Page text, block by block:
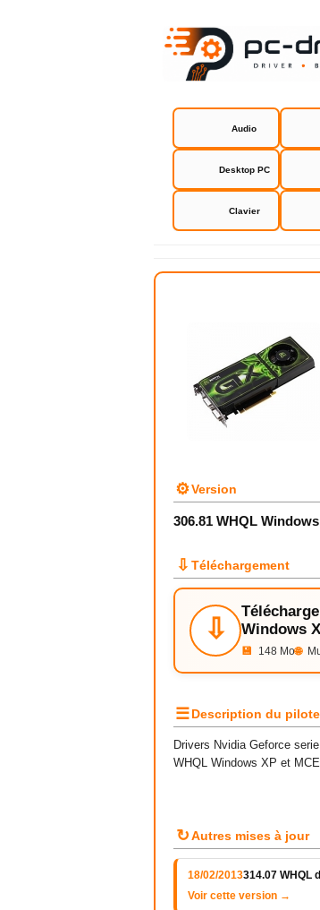
Audio
Desktop PC
Clavier
⚙Version
306.81 WHQL
⇩ Téléchargement
⇩
Windows
💾 148 Mo🌐
☰Description du pilote
Drivers NvidiaGeforce serie
WHQL Windows XP et
↻Autres mises à jour
18/02/2013314.07 WHQL
Voir cette version →